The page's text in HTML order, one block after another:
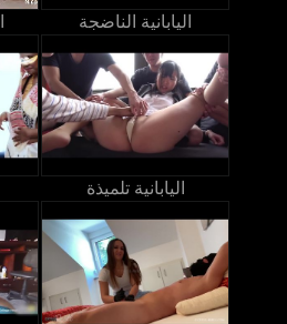
اليابانية الناضجة
اليابانية تلميذة